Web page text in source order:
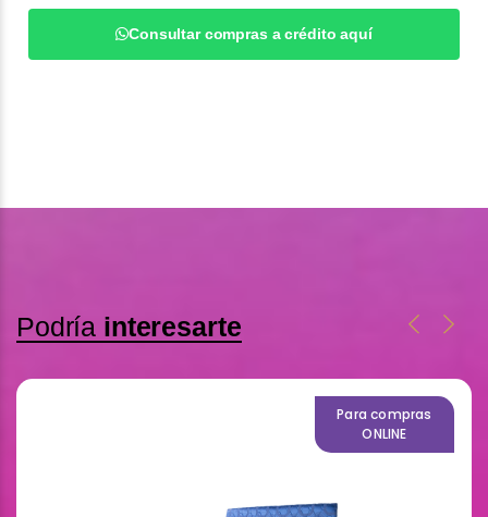
Consultar compras a crédito aquí
Podría interesarte
Para compras
ONLINE